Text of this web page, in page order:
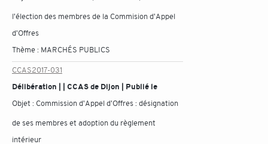
l'élection des membres de la Commision d'Appel
d'Offres
Thème : MARCHÉS PUBLICS
CCAS2017-031
Délibération | | CCAS de Dijon | Publié le
Objet : Commission d'Appel d'Offres : désignation
de ses membres et adoption du règlement
intérieur